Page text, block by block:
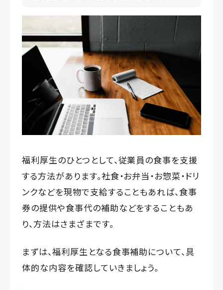
福利厚生のひとつとして、従業員の食事を支援
する方法があります。社食・お弁当・お惣菜・ドリ
ンクなどを現物で支給することもあれば、食事
券の提供や食事代の補助などをすることもあ
り、方法はさまざまです。
まずは、福利厚生となる食事補助について、具
体的な内容を確認していきましょう。